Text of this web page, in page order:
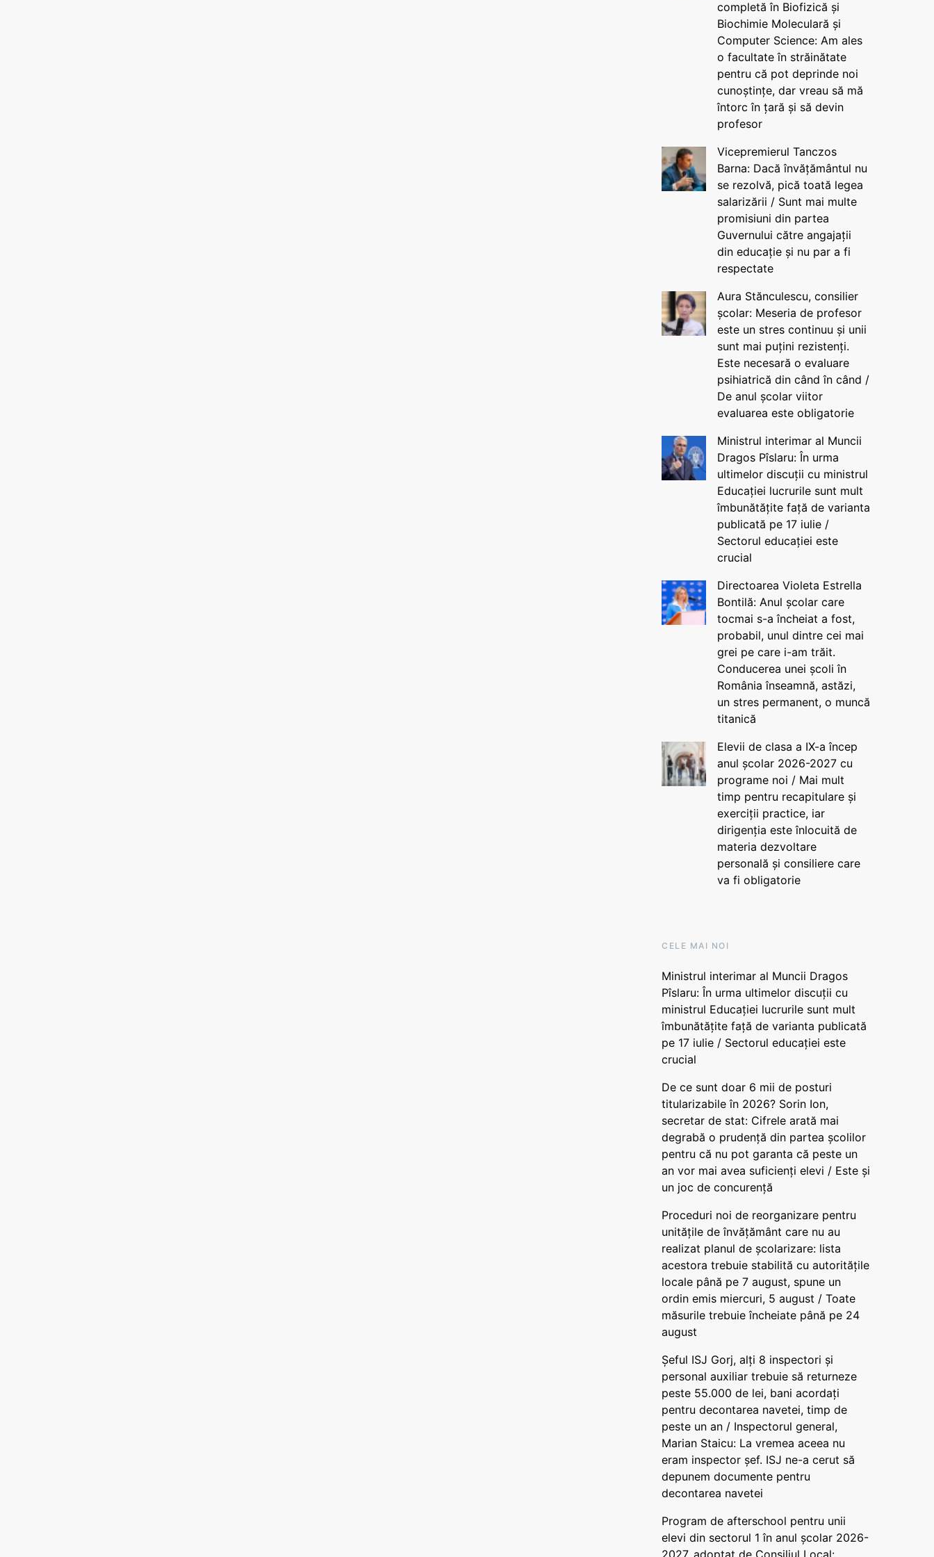
completă în Biofizică și
Biochimie Moleculară și
Computer Science: Am ales
o facultate în străinătate
pentru că pot deprinde noi
cunoștințe, dar vreau să mă
întorc în țară și să devin
profesor
Vicepremierul Tanczos
Barna: Dacă învățământul nu
se rezolvă, pică toată legea
salarizării / Sunt mai multe
promisiuni din partea
Guvernului către angajații
din educație și nu par a fi
respectate
Aura Stănculescu, consilier
școlar: Meseria de profesor
este un stres continuu și unii
sunt mai puțini rezistenți.
Este necesară o evaluare
psihiatrică din când în când /
De anul școlar viitor
evaluarea este obligatorie
Ministrul interimar al Muncii
Dragos Pîslaru: În urma
ultimelor discuții cu ministrul
Educației lucrurile sunt mult
îmbunătățite față de varianta
publicată pe 17 iulie /
Sectorul educației este
crucial
Directoarea Violeta Estrella
Bontilă: Anul școlar care
tocmai s-a încheiat a fost,
probabil, unul dintre cei mai
grei pe care i-am trăit.
Conducerea unei școli în
România înseamnă, astăzi,
un stres permanent, o muncă
titanică
Elevii de clasa a IX-a încep
anul școlar 2026-2027 cu
programe noi / Mai mult
timp pentru recapitulare și
exerciții practice, iar
dirigenția este înlocuită de
materia dezvoltare
personală și consiliere care
va fi obligatorie
CELE MAI NOI
Ministrul interimar al Muncii Dragos
Pîslaru: În urma ultimelor discuții cu
ministrul Educației lucrurile sunt mult
îmbunătățite față de varianta publicată
pe 17 iulie / Sectorul educației este
crucial
De ce sunt doar 6 mii de posturi
titularizabile în 2026? Sorin Ion,
secretar de stat: Cifrele arată mai
degrabă o prudență din partea școlilor
pentru că nu pot garanta că peste un
an vor mai avea suficienți elevi / Este și
un joc de concurență
Proceduri noi de reorganizare pentru
unitățile de învățământ care nu au
realizat planul de școlarizare: lista
acestora trebuie stabilită cu autoritățile
locale până pe 7 august, spune un
ordin emis miercuri, 5 august / Toate
măsurile trebuie încheiate până pe 24
august
Șeful ISJ Gorj, alți 8 inspectori și
personal auxiliar trebuie să returneze
peste 55.000 de lei, bani acordați
pentru decontarea navetei, timp de
peste un an / Inspectorul general,
Marian Staicu: La vremea aceea nu
eram inspector șef. ISJ ne-a cerut să
depunem documente pentru
decontarea navetei
Program de afterschool pentru unii
elevi din sectorul 1 în anul școlar 2026-
2027, adoptat de Consiliul Local: